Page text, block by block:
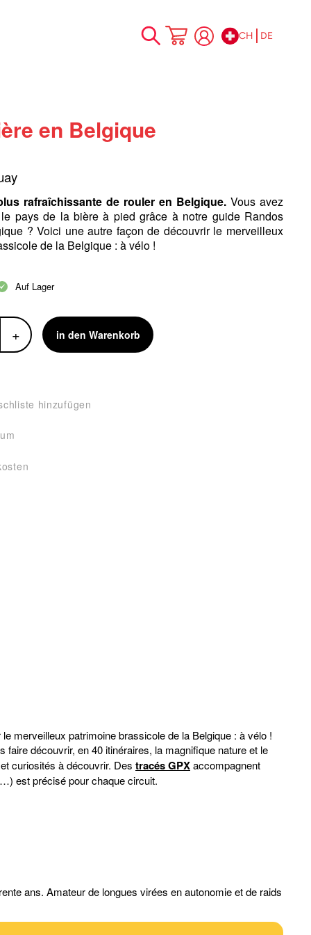
Zum
CH DE
en Belgique
rafraîchissante de rouler en Belgique. Vous avez
pays de la bière à pied grâce à notre guide Randos
? Voici une autre façon de découvrir le merveilleux
de la Belgique : à vélo !
Auf Lager
+ in den Warenkorb
hinzufügen
merveilleux patrimoine brassicole de la Belgique : à vélo !
découvrir, en 40 itinéraires, la magnifique nature et le
curiosités à découvrir. Des tracés GPXaccompagnent
est précisé pour chaque circuit.
ans. Amateur de longues virées en autonomie et de raids